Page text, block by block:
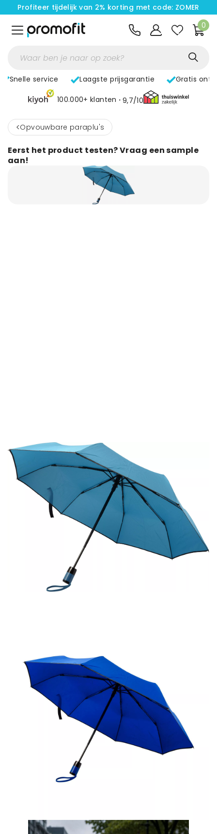
Profiteer tijdelijk van 2% korting met code: ZOMER
0
Snelle service Laagste prijsgarantie Gratis
100.000+ klanten 9,7/10
< Opvouwbare paraplu's
Eerst het product testen? Vraag een sample
aan!